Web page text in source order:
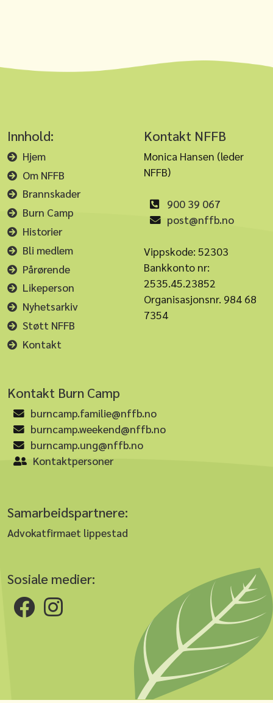
Innhold:
Hjem
Om NFFB
Brannskader
Burn Camp
Historier
Bli medlem
Pårørende
Likeperson
Nyhetsarkiv
Støtt NFFB
Kontakt
Kontakt NFFB
Monica Hansen (leder
NFFB)
900 39 067
post@nffb.no
Vippskode: 52303
Bankkonto nr:
2535.45.23852
Organisasjonsnr. 984 68
7354
Kontakt Burn Camp
burncamp.familie@nffb.no
burncamp.weekend@nffb.no
burncamp.ung@nffb.no
Kontaktpersoner
Samarbeidspartnere:
Advokatfirmaet lippestad
Sosiale medier: